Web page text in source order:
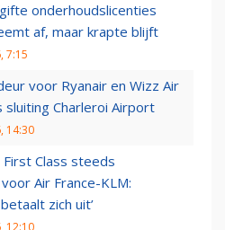
onderhoudslicenties
af, maar krapte blijft
7:15
voor Ryanair en Wizz Air
sluiting Charleroi Airport
14:30
First Class steeds
Air France-KLM:
zich uit’
12:10